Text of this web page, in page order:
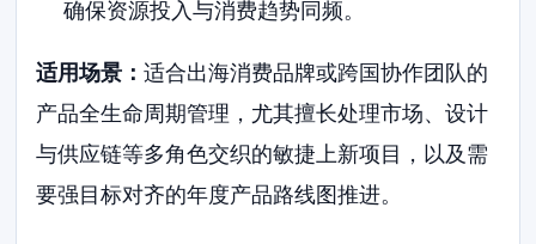
确保资源投入与消费趋势同频。
适用场景：适合出海消费品牌或跨国协作团队的
产品全生命周期管理，尤其擅长处理市场、设计
与供应链等多角色交织的敏捷上新项目，以及需
要强目标对齐的年度产品路线图推进。